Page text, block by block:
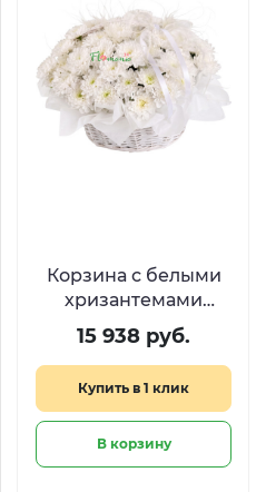
Корзина с белыми
хризантемами
«Снежная королева»
15 938 руб.
Купить в 1 клик
В корзину